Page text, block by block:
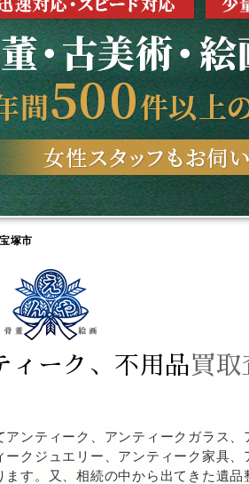
宝塚市
ィーク、不用品買取
ンティーク、アンティークガラス
クジュエリー、アンティーク家具
す。又、相続の中から出てきた遺